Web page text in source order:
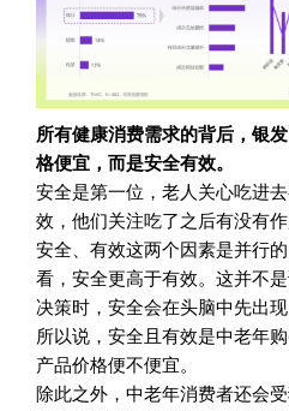
所有健康消费需求的背后，银
格便宜，而是安全有效。
安全是第一位，老人关心吃进
效，他们关注吃了之后有没有作
安全、有效这两个因素是并行
看，安全更高于有效。这并不
决策时，安全会在头脑中先出
所以说，安全且有效是中老年
产品价格便不便宜。
除此之外，中老年消费者还会受